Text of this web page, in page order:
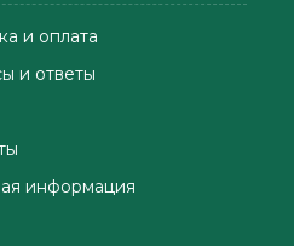
и оплата
и ответы
информация